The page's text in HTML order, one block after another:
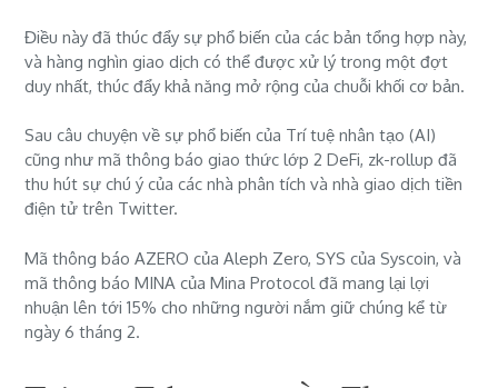
Điều này đã thúc đẩy sự phổ biến của các bản tổng hợp này,
và hàng nghìn giao dịch có thể được xử lý trong một đợt
duy nhất, thúc đẩy khả năng mở rộng của chuỗi khối cơ bản.
Sau câu chuyện về sự phổ biến của Trí tuệ nhân tạo (AI)
cũng như mã thông báo giao thức lớp 2 DeFi, zk-rollup đã
thu hút sự chú ý của các nhà phân tích và nhà giao dịch tiền
điện tử trên Twitter.
Mã thông báo AZERO của Aleph Zero, SYS của Syscoin, và
mã thông báo MINA của Mina Protocol đã mang lại lợi
nhuận lên tới 15% cho những người nắm giữ chúng kể từ
ngày 6 tháng 2.